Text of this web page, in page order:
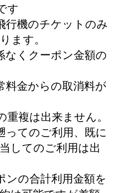
す
行機のチケットのみ
ます。
なくクーポン金額の
料金からの取消料が
重複は出来ません。
ってのご利用、既に
してのご利用は出
ンの合計利用金額を